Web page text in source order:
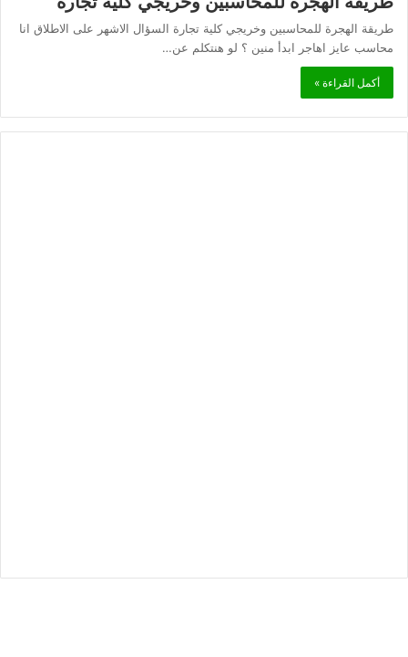
طريقة الهجرة للمحاسبين وخريجي كلية تجارة السؤال الاشهر على الاطلاق انا
محاسب عايز اهاجر ابدأ منين ؟ لو هنتكلم عن…
أكمل القراءة »